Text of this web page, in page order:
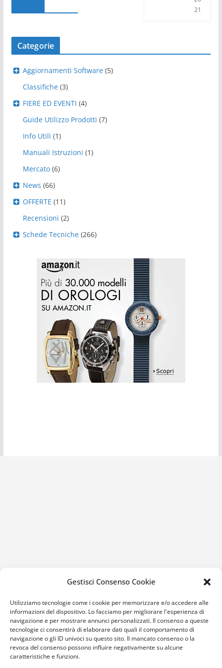
Gestisci Consenso Cookie
Utilizziamo tecnologie come i cookie per memorizzare e/o accedere alle
informazioni del dispositivo. Lo facciamo per migliorare l'esperienza di
navigazione e per mostrare annunci personalizzati. Il consenso a queste
tecnologie ci consentirà di elaborare dati quali il comportamento di
navigazione o gli ID univoci su questo sito. Il mancato consenso o la
revoca del consenso possono influire negativamente su alcune
caratteristiche e funzioni.
21
Categorie
Aggiornamenti Software (5)
Classifiche (3)
FIERE ED EVENTI (4)
Guide Utilizzo Prodotti (7)
Info Utili (1)
Manuali Istruzioni (1)
Mercato (6)
News (66)
OFFERTE (11)
Recensioni (2)
Schede Tecniche (266)